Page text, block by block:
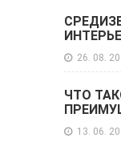
26. 08.
ЧТО
13. 06.